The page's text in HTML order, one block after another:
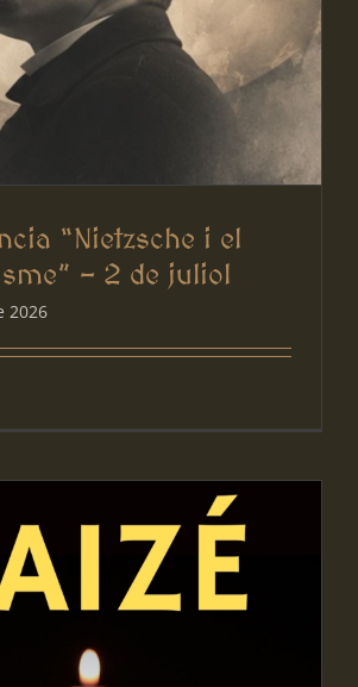
“Nietzsche i el
– 2 de juliol
2026